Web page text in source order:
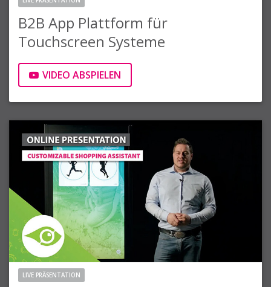
B2B App Plattform für
Touchscreen Systeme
VIDEO ABSPIELEN
LIVE PRÄSENTATION